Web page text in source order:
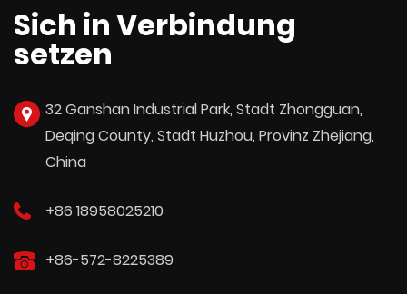
Sich in Verbindung
setzen
32 Ganshan Industrial Park, Stadt Zhongguan,
Deqing County, Stadt Huzhou, Provinz Zhejiang,
China
+86 18958025210
+86-572-8225389